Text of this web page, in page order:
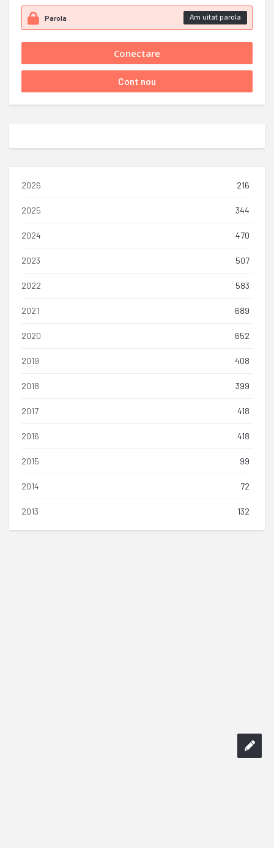
Am uitat parola
2026 216
2025 344
2024 470
2023 507
2022 583
2021 689
2020 652
2019 408
2018 399
2017 418
2016 418
2015 99
2014 72
2013 132